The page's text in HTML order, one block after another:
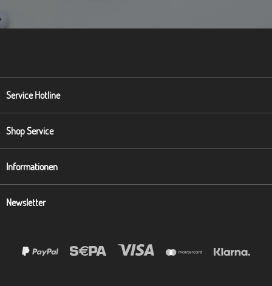
Service Hotline
Shop Service
Informationen
Newsletter